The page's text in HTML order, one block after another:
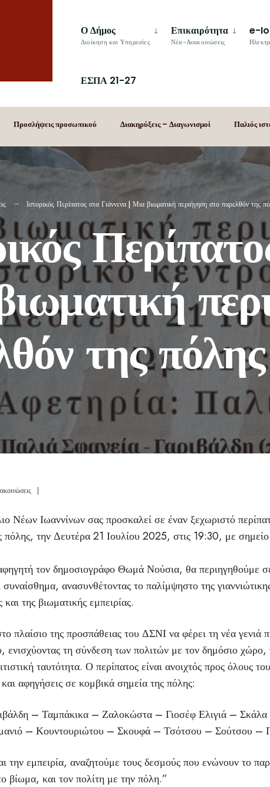
Ο Δήμος
Διοίκηση και Υπηρεσίες
Επικαιρότητα
Νέα-Ανακοινώσεις
e-
ΕΣΠΑ 21-27
Προσλήψεις προσωπικού Διακηρύξεις – Διαγωνισμοί Παλιός
Ιστορικός Περίπατος στα Γιάννενα | Μια βιωματική περιήγηση στο παρελθόν της
της
|
Νέων Ιωαννίνων σας προσκαλεί σε έναν ξεχωριστό
πόλης, την Δευτέρα 21 Ιουλίου 2025, στις 19:30, με
τον δημοσιογράφο Θωμά Νούσια, θα περιηγηθούμε
ανασυνθέτοντας το παλίμψηστο της
της βιωματικής εμπειρίας.
πλαίσιο της προσπάθειας του ΔΣΝΙ να φέρει τη νέα γενιά
ενισχύοντας τη σύνδεση των πολιτών με τον δημόσιο χώρο,
ταυτότητα. Ο περίπατος είναι ανοιχτός προς όλους
αφηγήσεις σε κομβικά σημεία της πόλης:
– Ταμπάκικα – Ζαλοκώστα – Γιοσέφ Ελιγιά – Σκάλα
– Κουντουριώτου – Σκουφά – Τσότσου – Σούτσου –
την εμπειρία, αναζητούμε τους δεσμούς που ενώνουν το
βίωμα, και τον πολίτη με την πόλη.”